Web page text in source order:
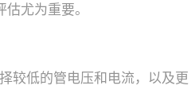
尤为重要。
较低的管电压和电流，以及更